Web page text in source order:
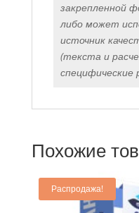
закрепленной
либо может
источник
(текста и
специфические
Похожие
Распродажа!